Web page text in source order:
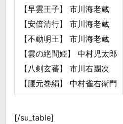
【早雲王子】 市川海老蔵
【安倍清行】 市川海老蔵
【不動明王】 市川海老蔵
【雲の絶間姫】 中村児太郎
【八剣玄蕃】 市川右團次
【腰元巻絹】 中村雀右衛門
[/su_table]